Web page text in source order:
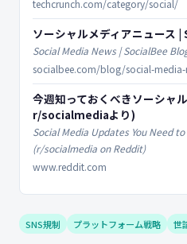
techcrunch.com/category/social/
ソーシャルメディアニュース
Social Media News | SocialBee
socialbee.com/blog/social-
今週知っておくべきソーシャ
r/socialmediaより)
Social Media Updates You Need
(r/socialmedia on Reddit)
www.reddit.com
SNS規制 プラットフォーム戦略 世